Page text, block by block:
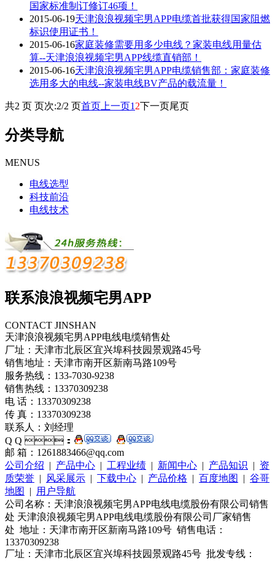
国家标准制订修订46项！
2015-06-19天津浪浪视频宅男APP电缆首批获得国家阻燃
标识使用证书！
2015-06-16家庭装修需要用多少电线？家装电线用量估
算--天津浪浪视频宅男APP线缆直销部！
2015-06-16天津浪浪视频宅男APP电缆销售部：家庭装修
选用多大的电线--家装电线BV产品的载流量！
共2 页 页次:2/2 页首页上一页12下一页尾页
分类导航
MENUS
电线选型
科技前沿
电线技术
联系浪浪视频宅男APP
CONTACT JINSHAN
天津浪浪视频宅男APP电线电缆销售处
厂址：天津市北辰区宜兴埠科技园景观路45号
销售地址：天津市南开区新南马路109号
服务热线：133-7030-9238
销售热线：13370309238
电 话：13370309238
传 真：13370309238
联系人：刘经理
Q Q ：
邮 箱：1261883466@qq.com
公司介绍 | 产品中心 | 工程业绩 | 新闻中心 | 产品知识 | 资
质荣誉 | 风采展示 | 下载中心 | 产品价格 | 百度地图 | 谷哥
地图
|
用户导航
公司名称：天津浪浪视频宅男APP电线电缆股份有限公司销售
处 天津浪浪视频宅男APP电线电缆股份有限公司厂家销售
处 地址：天津市南开区新南马路109号 销售电话：
13370309238
厂址：天津市北辰区宜兴埠科技园景观路45号 批发专线：